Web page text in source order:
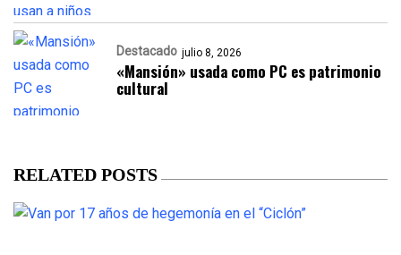
Destacado julio 8, 2026
«Mansión» usada como PC es patrimonio
cultural
RELATED POSTS